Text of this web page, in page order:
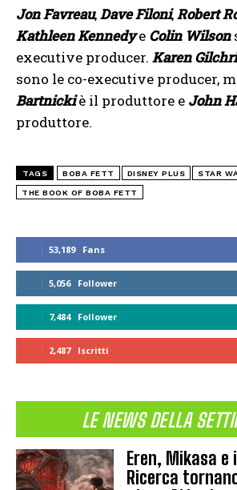
53,189 Fans
5,056 Follower
7,484 Follower
2,487 Iscritti
LE NEWS DELLA
Eren, Mikasa e
Ricerca
Jon Favreau,Dave Filoni,Robert
Kathleen Kennedye Colin Wilson
executive producer. Karen
sono le co-executive producer,
Bartnickiè il produttore e John
produttore.
TAGS BOBA FETT DISNEY PLUS STAR
THE BOOK OF BOBA FETT